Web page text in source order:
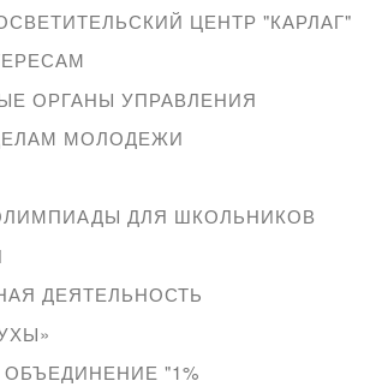
ЦЕНТР "КАРЛАГ"
ОРГАНЫ УПРАВЛЕНИЯ
МОЛОДЕЖИ
ДЛЯ ШКОЛЬНИКОВ
ДЕЯТЕЛЬНОСТЬ
"1%